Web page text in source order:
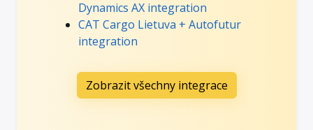
Dynamics AX integration
CAT Cargo Lietuva + Autofutur
integration
Zobrazit všechny integrace